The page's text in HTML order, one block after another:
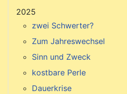
2025
zwei Schwerter?
Zum Jahreswechsel
Sinn und Zweck
kostbare Perle
Dauerkrise